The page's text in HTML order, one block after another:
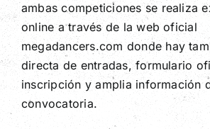
ambas competiciones se realiza
online a través de la web oficial
megadancers.com donde hay
directa de entradas, formulario
inscripción y amplia información
convocatoria.